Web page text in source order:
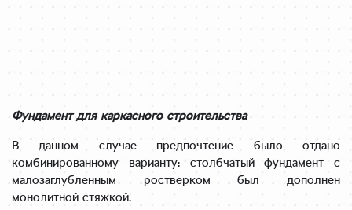
Фундамент для каркасного строительства
В данном случае предпочтение было отдано
комбинированному варианту: столбчатый фундамент с
малозаглубленным ростверком был дополнен
монолитной стяжкой.